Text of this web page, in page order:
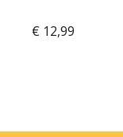
€ 12,99